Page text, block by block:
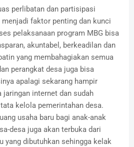
perlibatan dan partisipasi
faktor penting dan kunci
pelaksanaan program MBG bisa
akuntabel, berkeadilan dan
yang membahagiakan semua
perangkat desa juga bisa
apalagi sekarang hampir
jaringan internet dan sudah
kelola pemerintahan desa.
usaha baru bagi anak-anak
desa juga akan terbuka dari
yang dibutuhkan sehingga kelak